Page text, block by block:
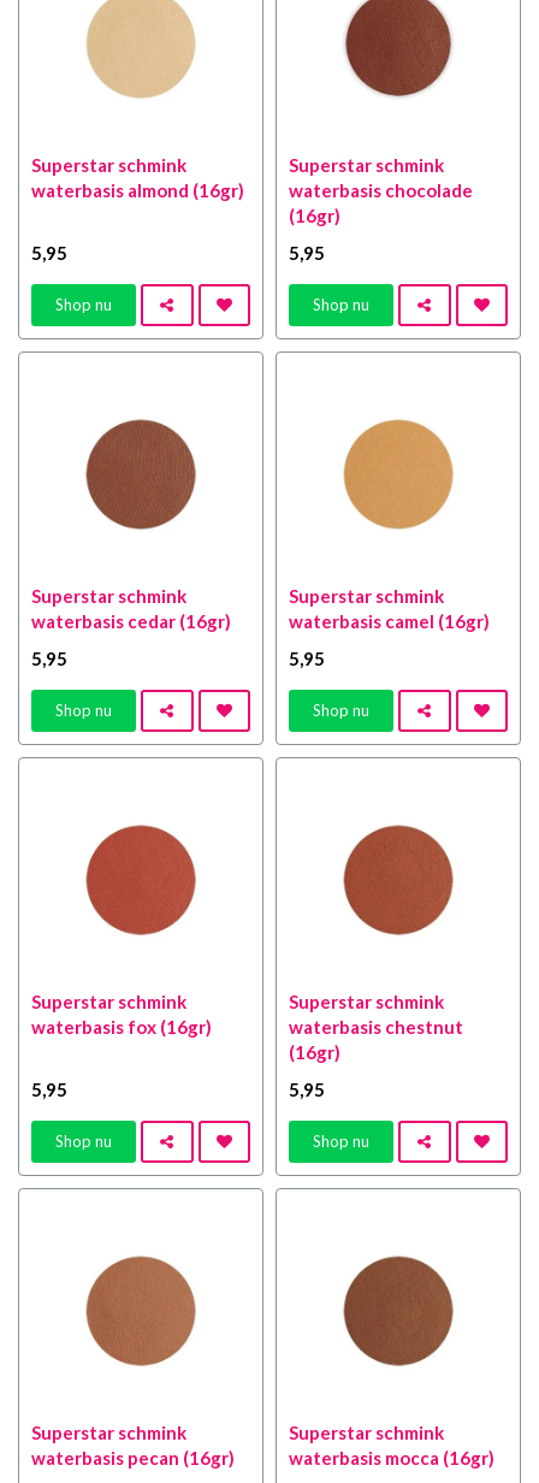
Superstar schmink
waterbasis almond (16gr)
5,95
Shop nu
Superstar schmink
waterbasis chocolade
(16gr)
5,95
Shop nu
Superstar schmink
waterbasis cedar (16gr)
5,95
Shop nu
Superstar schmink
waterbasis camel (16gr)
5,95
Shop nu
Superstar schmink
waterbasis fox (16gr)
5,95
Shop nu
Superstar schmink
waterbasis chestnut
(16gr)
5,95
Shop nu
Superstar schmink
waterbasis pecan (16gr)
Superstar schmink
waterbasis mocca (16gr)